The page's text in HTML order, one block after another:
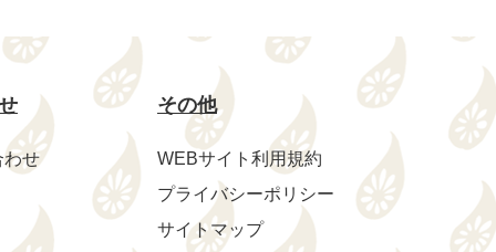
わせ
その他
WEBサイト利用規約
プライバシーポリシー
サイトマップ